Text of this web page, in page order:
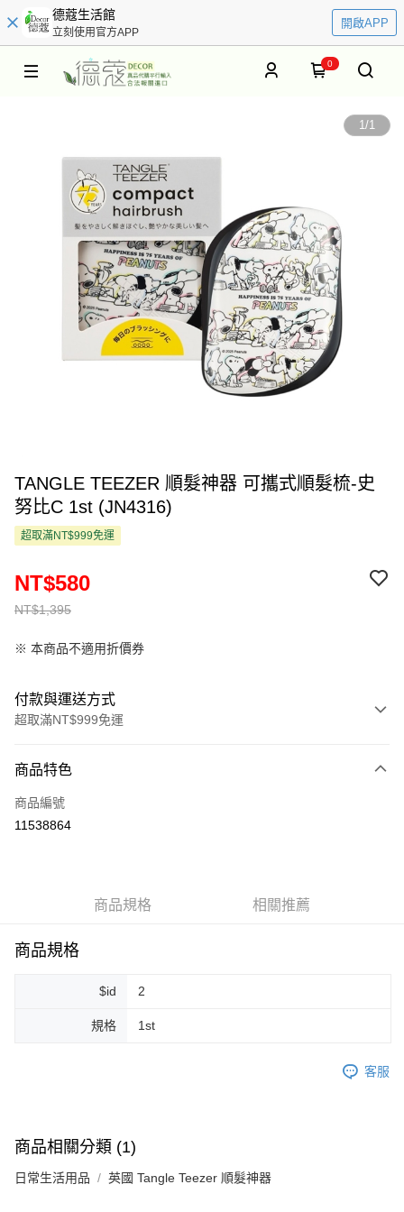
德蔻生活館
立刻使用官方APP
開啟APP
0
1/1
TANGLE TEEZER 順髮神器 可攜式順髮梳-史
努比C 1st (JN4316)
超取滿NT$999免運
NT$1,395
NT$580
※ 本商品不適用折價券
付款與運送方式
超取滿NT$999免運
信用卡一次付款
超商取貨付款
悠遊付
全家純取貨 (先付款
每筆NT$80，滿NT$999(含以上)免運費
商品特色
商品編號
11538864
商品規格 相關推薦
商品規格
$id 2
規格 1st
客服
商品相關分類 (1)
日常生活用品 英國 Tangle Teezer 順髮神器